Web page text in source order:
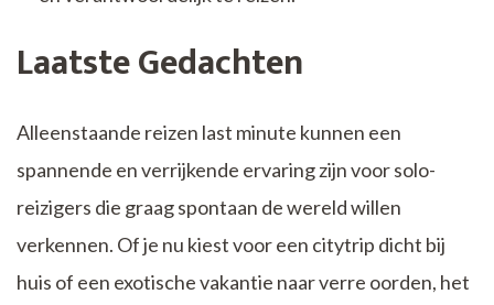
Laatste Gedachten
Alleenstaande reizen last minute kunnen een
spannende en verrijkende ervaring zijn voor solo-
reizigers die graag spontaan de wereld willen
verkennen. Of je nu kiest voor een citytrip dicht bij
huis of een exotische vakantie naar verre oorden, het